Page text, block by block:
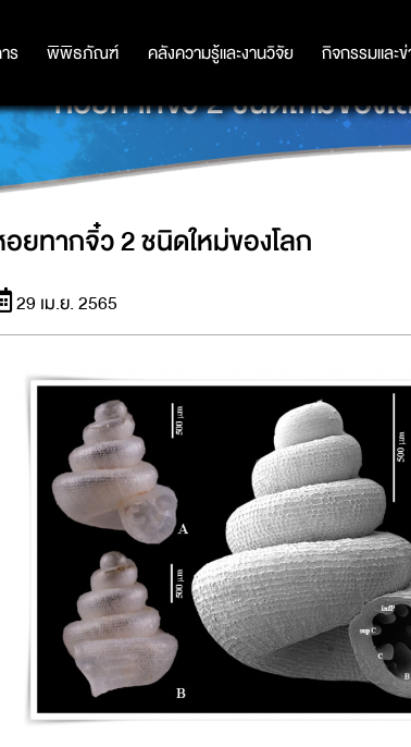
ร พิพิธภัณฑ์ คลังความรู้และงานวิจัย กิจกรรมและ
ร พิพิธภัณฑ์ คลังความรู้และงานวิจัย กิจกรรมและ
หอยทากจิ๋ว 2 ชนิดใหม่ของโ
ยทากจิ๋ว 2 ชนิดใหม่ของโลก
29 เม.ย. 2565